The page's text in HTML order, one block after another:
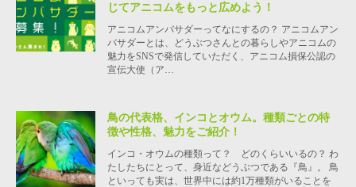
じてアニコムをもっと広めよう！
アニコムアンバサダーってなにするの？ アニコムアン
バサダーとは、どうぶつさんとの暮らしやアニコムの
魅力をSNSで発信していただく、アニコム損保公認の
宣伝大使（ア…
鳥の代表格、インコとオウム。種類ごとの特
徴や性格、魅力をご紹介！
インコ・オウムの種類って？ どのくらいいるの？ わ
たしたちにとって、身近などうぶつである『鳥』。 鳥
といっても実は、世界中には約1万種類がいることを